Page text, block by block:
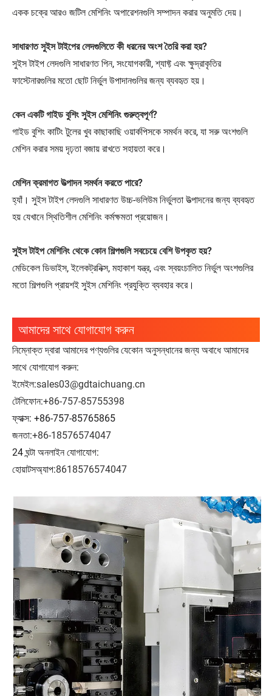
একক চক্রে আরও জটিল মেশিনিং অপারেশনগুলি সম্পাদন করার অনুমতি দেয়।
সাধারণত সুইস টাইপের লেদগুলিতে কী ধরনের অংশ তৈরি করা হয়?
সুইস টাইপ লেদগুলি সাধারণত পিন, সংযোগকারী, শ্যাফ্ট এবং ক্ষুদ্রাকৃতির
ফাস্টেনারগুলির মতো ছোট নির্ভুল উপাদানগুলির জন্য ব্যবহৃত হয়।
কেন একটি গাইড বুশিং সুইস মেশিনিং গুরুত্বপূর্ণ?
গাইড বুশিং কাটিং টুলের খুব কাছাকাছি ওয়ার্কপিসকে সমর্থন করে, যা সরু অংশগুলি
মেশিন করার সময় দৃঢ়তা বজায় রাখতে সহায়তা করে।
মেশিন ক্রমাগত উত্পাদন সমর্থন করতে পারে?
হ্যাঁ। সুইস টাইপ লেদগুলি সাধারণত উচ্চ-ভলিউম নির্ভুলতা উত্পাদনের জন্য ব্যবহৃত
হয় যেখানে স্থিতিশীল মেশিনিং কর্মক্ষমতা প্রয়োজন।
সুইস টাইপ মেশিনিং থেকে কোন শিল্পগুলি সবচেয়ে বেশি উপকৃত হয়?
মেডিকেল ডিভাইস, ইলেকট্রনিক্স, মহাকাশ যন্ত্র, এবং স্বয়ংচালিত নির্ভুল অংশগুলির
মতো শিল্পগুলি প্রায়শই সুইস মেশিনিং প্রযুক্তি ব্যবহার করে।
আমাদের সাথে যোগাযোগ করুন
নিম্নোক্ত দ্বারা আমাদের পণ্যগুলির যেকোন অনুসন্ধানের জন্য অবাধে আমাদের
সাথে যোগাযোগ করুন:
ইমেইল:sales03@gdtaichuang.cn
টেলিফোন:+86-757-85755398
ফ্যাক্স: +86-757-85765865
জনতা:+86-18576574047
24 ঘন্টা অনলাইন যোগাযোগ:
হোয়াটসঅ্যাপ:8618576574047